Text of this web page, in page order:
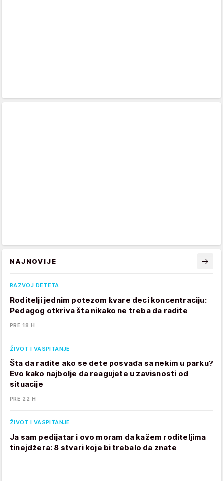
NAJNOVIJE
RAZVOJ DETETA
Roditelji jednim potezom kvare deci koncentraciju:
Pedagog otkriva šta nikako ne treba da radite
PRE 18 H
ŽIVOT I VASPITANJE
Šta da radite ako se dete posvađa sa nekim u parku?
Evo kako najbolje da reagujete u zavisnosti od
situacije
PRE 22 H
ŽIVOT I VASPITANJE
Ja sam pedijatar i ovo moram da kažem roditeljima
tinejdžera: 8 stvari koje bi trebalo da znate